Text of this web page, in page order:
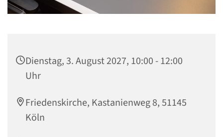
Dienstag, 3. August 2027, 10:00 - 12:00
Uhr
Friedenskirche, Kastanienweg 8, 51145
Köln